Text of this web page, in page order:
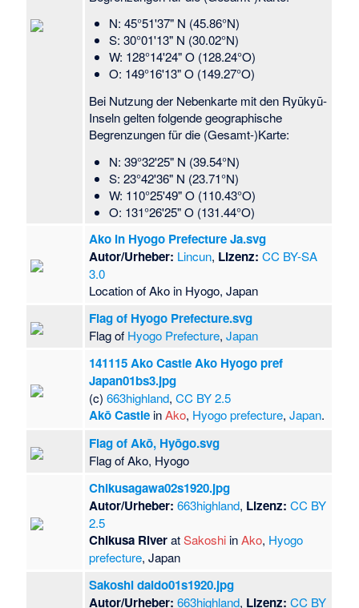
N: 45°51'37" N (45.86°N)
S: 30°01'13" N (30.02°N)
W: 128°14'24" O (128.24°O)
O: 149°16'13" O (149.27°O)
Bei Nutzung der Nebenkarte mit den Ryūkyū-
Inseln gelten folgende geographische
Begrenzungen für die (Gesamt-)Karte:
N: 39°32'25" N (39.54°N)
S: 23°42'36" N (23.71°N)
W: 110°25'49" O (110.43°O)
O: 131°26'25" O (131.44°O)
Ako in Hyogo Prefecture Ja.svg
Autor/Urheber: Lincun, Lizenz: CC BY-SA
3.0
Location of Ako in Hyogo, Japan
Flag of Hyogo Prefecture.svg
Flag of Hyogo Prefecture,Japan
141115 Ako Castle Ako Hyogo pref
Japan01bs3.jpg
(c)663highland,CC BY 2.5
Akō Castle inAko, Hyogo prefecture,Japan.
Flag of Akō, Hyōgo.svg
Flag of Ako, Hyogo
Chikusagawa02s1920.jpg
Autor/Urheber: 663highland, Lizenz: CC BY
2.5
Chikusa RiveratSakoshi inAko, Hyogo
prefecture, Japan
Sakoshi daido01s1920.jpg
Autor/Urheber: 663highland, Lizenz: CC BY